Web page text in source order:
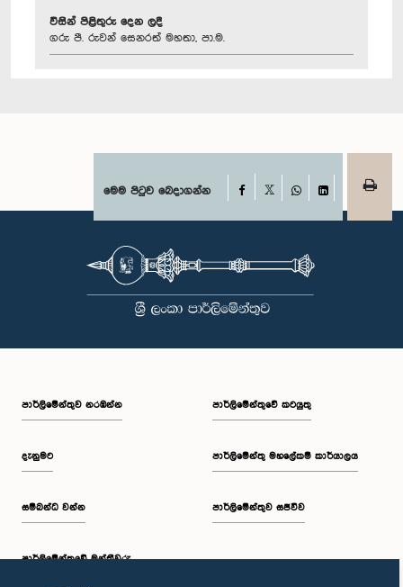
විසින් පිළිතුරු දෙන ලදී
ගරු පී. රුවන් සෙනරත් මහතා, පා.ම.
මෙම පිටුව බෙදාගන්න Facebook
WhatsAppLinkedIn
පාර්ලි‌මේන්තුව නරඹන්න
දැනුමට
සම්බන්ධ වන්න
පාර්ලි‌මේන්තුවේ මන්ත්‍රීවරු
පාර්ලිමේන්තුවේ කටයුතු
පාර්ලිමේන්තු මහලේකම් කාර්යාලය
පාර්ලිමේන්තුව සජීවීව